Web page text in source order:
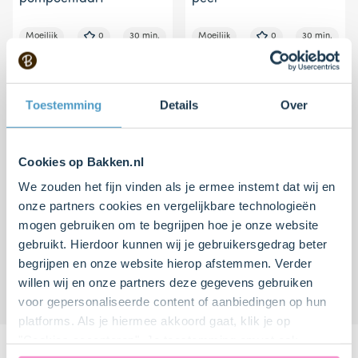
Toestemming Details Over
Cookies op Bakken.nl
We zouden het fijn vinden als je ermee instemt dat wij en
onze partners cookies en vergelijkbare technologieën
mogen gebruiken om te begrijpen hoe je onze website
gebruikt. Hierdoor kunnen wij je gebruikersgedrag beter
begrijpen en onze website hierop afstemmen. Verder
willen wij en onze partners deze gegevens gebruiken
voor gepersonaliseerde content of aanbiedingen op hun
platforms. Als je hiermee akkoord gaat, klik je op
Moeilijk 0 30 min. Moeilijk 0 30 min.
Tarte tatin met sjalotjes
en geitenkaas
20 min.
Hartige spinazietaart
Makkelijk 15 min.
Recepten van onze